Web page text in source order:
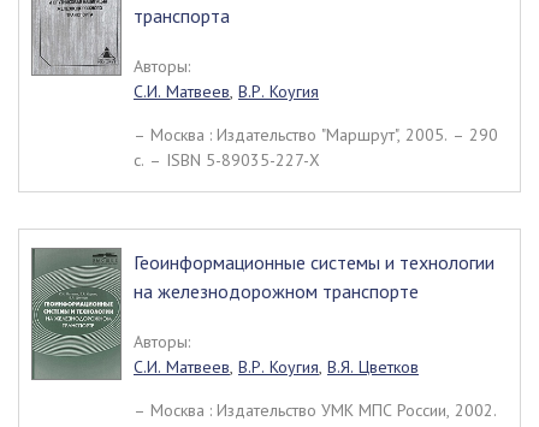
транспорта
Авторы:
С.И. Матвеев, В.Р. Коугия
– Москва : Издательство "Маршрут", 2005. – 290
c. – ISBN 5-89035-227-Х
Геоинформационные системы и технологии
на железнодорожном транспорте
Авторы:
С.И. Матвеев, В.Р. Коугия, В.Я. Цветков
– Москва : Издательство УМК МПС России, 2002.